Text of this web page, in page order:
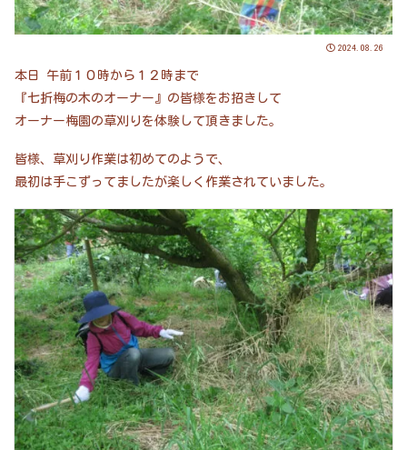
2024.08.26
本日 午前１０時から１２時まで
『七折梅の木のオーナー』の皆様をお招きして
オーナー梅園の草刈りを体験して頂きました。
皆様、草刈り作業は初めてのようで、
最初は手こずってましたが楽しく作業されていました。